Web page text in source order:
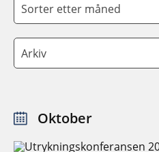
Sorter etter måned
Arkiv
Oktober